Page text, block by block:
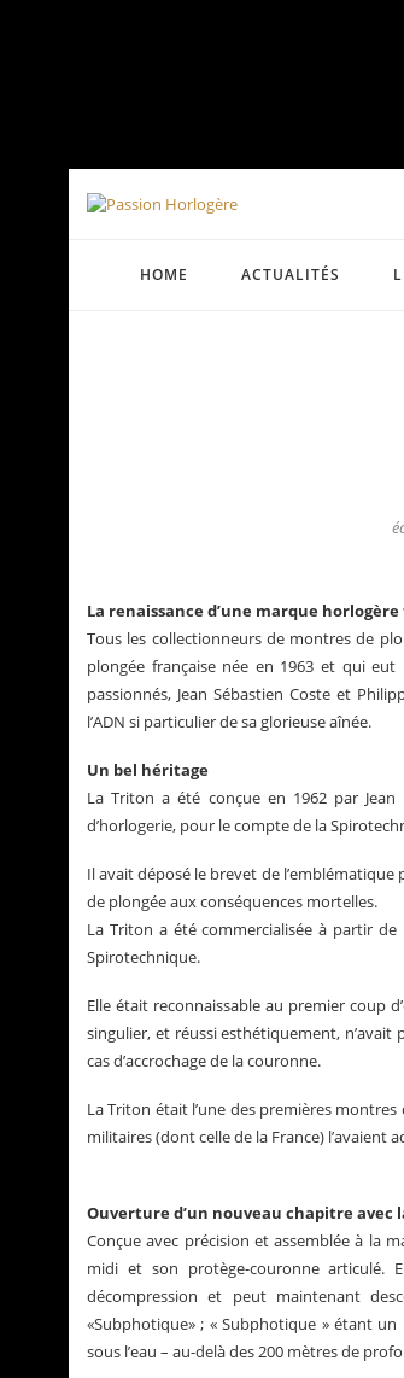
HOME ACTUALITÉS
La renaissance d’une marque
Tous les collectionneurs de montres de
plongée française née en 1963 et qui eut
passionnés, Jean Sébastien Coste et
l’ADN si particulier de sa glorieuse aînée.
Un bel héritage
La Triton a été conçue en 1962 par Jean
d’horlogerie, pour le compte de la
Il avait déposé le brevet de
de plongée aux conséquences mortelles.
La Triton a été commercialisée à partir
Spirotechnique.
Elle était reconnaissable au premier coup
singulier, et réussi esthétiquement, n’avait
cas d’accrochage de la couronne.
La Triton était l’une des premières
militaires (dont celle de la France) l’avaient
Ouverture d’un nouveau chapitre avec
Conçue avec précision et assemblée à la
midi et son protège-couronne articulé.
décompression et peut maintenant
«Subphotique» ; « Subphotique » étant
sous l’eau – au-delà des 200 mètres de
Santos de Cartier Le